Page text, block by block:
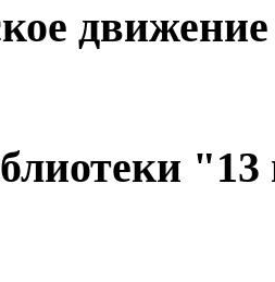
движение